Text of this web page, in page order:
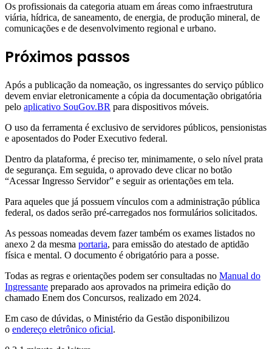
Os profissionais da categoria atuam em áreas como infraestrutura
viária, hídrica, de saneamento, de energia, de produção mineral, de
comunicações e de desenvolvimento regional e urbano.
Próximos passos
Após a publicação da nomeação, os ingressantes do serviço público
devem enviar eletronicamente a cópia da documentação obrigatória
pelo aplicativo SouGov.BR para dispositivos móveis.
O uso da ferramenta é exclusivo de servidores públicos, pensionistas
e aposentados do Poder Executivo federal.
Dentro da plataforma, é preciso ter, minimamente, o selo nível prata
de segurança. Em seguida, o aprovado deve clicar no botão
“Acessar Ingresso Servidor” e seguir as orientações em tela.
Para aqueles que já possuem vínculos com a administração pública
federal, os dados serão pré-carregados nos formulários solicitados.
As pessoas nomeadas devem fazer também os exames listados no
anexo 2 da mesma portaria, para emissão do atestado de aptidão
física e mental. O documento é obrigatório para a posse.
Todas as regras e orientações podem ser consultadas no Manual do
Ingressante preparado aos aprovados na primeira edição do
chamado Enem dos Concursos, realizado em 2024.
Em caso de dúvidas, o Ministério da Gestão disponibilizou
o endereço eletrônico oficial.